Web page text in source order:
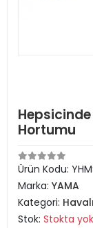
Hortumu
Ürün Kodu:
Marka: YAMA
Kategori:
Stok: Stokta yok